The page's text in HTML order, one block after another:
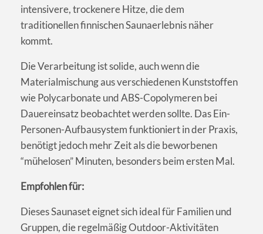
intensivere, trockenere Hitze, die dem
traditionellen finnischen Saunaerlebnis näher
kommt.
Die Verarbeitung ist solide, auch wenn die
Materialmischung aus verschiedenen Kunststoffen
wie Polycarbonate und ABS-Copolymeren bei
Dauereinsatz beobachtet werden sollte. Das Ein-
Personen-Aufbausystem funktioniert in der Praxis,
benötigt jedoch mehr Zeit als die beworbenen
“mühelosen” Minuten, besonders beim ersten Mal.
Empfohlen für:
Dieses Saunaset eignet sich ideal für Familien und
Gruppen, die regelmäßig Outdoor-Aktivitäten